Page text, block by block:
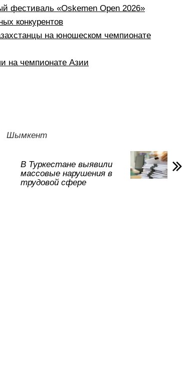
фестиваль «Oskemen Open 2026»
конкурентов
на юношеском чемпионате
на чемпионате Азии
Шымкент
В Туркестане выявили
массовые нарушения в
трудовой сфере